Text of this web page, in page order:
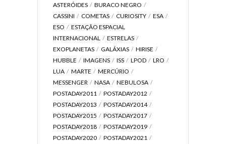
ASTERÓIDES
BURACO NEGRO
CASSINI
COMETAS CURIOSITY
ESA
ESO
ESTAÇÃO ESPACIAL
INTERNACIONAL
ESTRELAS
EXOPLANETAS
GALÁXIAS
HIRISE
HUBBLE
IMAGENS ISS LPOD
LRO
LUA
MARTE
MERCÚRIO
MESSENGER
NASA
NEBULOSA
POSTADAY2011
POSTADAY2012
POSTADAY2013
POSTADAY2014
POSTADAY2015
POSTADAY2017
POSTADAY2018
POSTADAY2019
POSTADAY2020
POSTADAY2021